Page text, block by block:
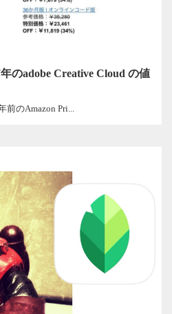
のadobe Creative Cloud の値
のAmazon Pri...